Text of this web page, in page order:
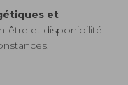
et
être et disponibilité